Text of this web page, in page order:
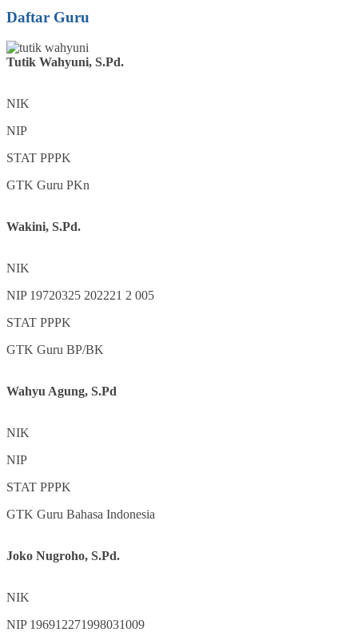
Daftar Guru
Tutik Wahyuni, S.Pd.
NIK
NIP
STAT PPPK
GTK Guru PKn
Wakini, S.Pd.
NIK
NIP 19720325 202221 2 005
STAT PPPK
GTK Guru BP/BK
Wahyu Agung, S.Pd
NIK
NIP
STAT PPPK
GTK Guru Bahasa Indonesia
Joko Nugroho, S.Pd.
NIK
NIP 196912271998031009